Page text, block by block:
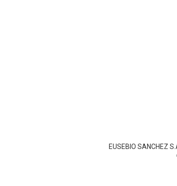
EUSEBIO SANCHEZ